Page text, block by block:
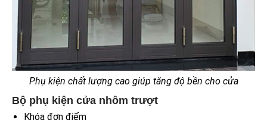
Phụ kiện chất lượng cao giúp tăng độ bền cho cửa
Bộ phụ kiện cửa nhôm trượt
Khóa đơn điểm